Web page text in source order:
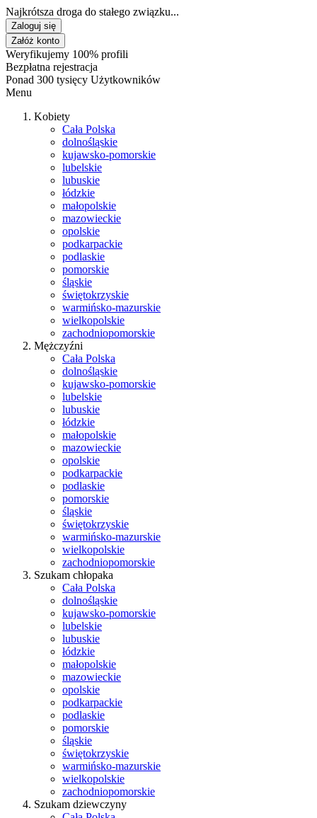
Najkrótsza droga do stałego związku...
Zaloguj się
Załóż konto
Weryfikujemy 100% profili
Bezpłatna rejestracja
Ponad 300 tysięcy Użytkowników
Menu
Kobiety
Cała Polska
dolnośląskie
kujawsko-pomorskie
lubelskie
lubuskie
łódzkie
małopolskie
mazowieckie
opolskie
podkarpackie
podlaskie
pomorskie
śląskie
świętokrzyskie
warmińsko-mazurskie
wielkopolskie
zachodniopomorskie
Mężczyźni
Cała Polska
dolnośląskie
kujawsko-pomorskie
lubelskie
lubuskie
łódzkie
małopolskie
mazowieckie
opolskie
podkarpackie
podlaskie
pomorskie
śląskie
świętokrzyskie
warmińsko-mazurskie
wielkopolskie
zachodniopomorskie
Szukam chłopaka
Cała Polska
dolnośląskie
kujawsko-pomorskie
lubelskie
lubuskie
łódzkie
małopolskie
mazowieckie
opolskie
podkarpackie
podlaskie
pomorskie
śląskie
świętokrzyskie
warmińsko-mazurskie
wielkopolskie
zachodniopomorskie
Szukam dziewczyny